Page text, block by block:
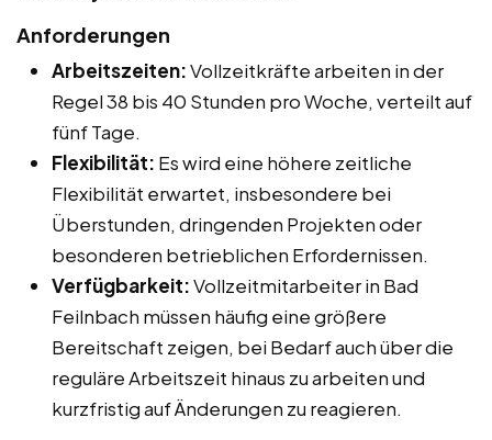
Anforderungen
Arbeitszeiten:Vollzeitkräfte arbeiten in der
Regel 38 bis 40 Stunden pro Woche, verteilt auf
fünf Tage.
Flexibilität: Es wird eine höhere zeitliche
Flexibilität erwartet, insbesondere bei
Überstunden, dringenden Projekten oder
besonderen betrieblichen Erfordernissen.
Verfügbarkeit:Vollzeitmitarbeiter in Bad
Feilnbach müssen häufig eine größere
Bereitschaft zeigen, bei Bedarf auch über die
reguläre Arbeitszeit hinaus zu arbeiten und
kurzfristig auf Änderungen zu reagieren.